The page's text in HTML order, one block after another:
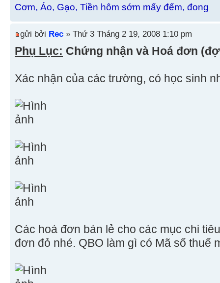
Cơm, Áo, Gạo, Tiền hôm sớm mấy đếm, đong
gửi bởi Rec » Thứ 3 Tháng 2 19, 2008 1:10 pm
Phụ Lục: Chứng nhận và Hoá đơn
Xác nhận của các trường, có học sinh
Các hoá đơn bán lẻ cho các mục chi
đơn đỏ nhé. QBO làm gì có Mã số thuế